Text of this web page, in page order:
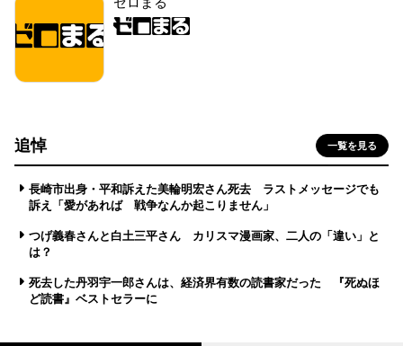
追悼 一覧を見る
長崎市出身・平和訴えた美輪明宏さん死去 ラストメッセージでも
訴え「愛があれば 戦争なんか起こりません」
つげ義春さんと白土三平さん カリスマ漫画家、二人の「違い」と
は？
死去した丹羽宇一郎さんは、経済界有数の読書家だった 『死ぬほ
ど読書』ベストセラーに